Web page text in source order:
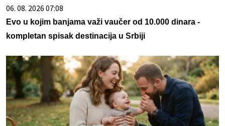
06. 08. 2026 07:08
Evo u kojim banjama važi vaučer od 10.000 dinara -
kompletan spisak destinacija u Srbiji